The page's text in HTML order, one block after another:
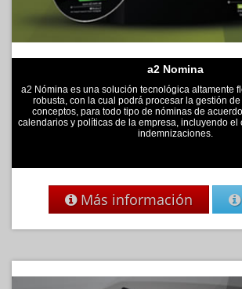
a2 Nomina
a2 Nómina es una solución tecnológica altamente
robusta, con la cual podrá procesar la gestión
conceptos, para todo tipo de nóminas de
calendarios y políticas de la empresa, incluyendo el
indemnizaciones.
Más información